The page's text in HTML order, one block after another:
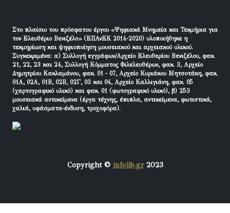
Στο πλαίσιο του πρόσφατου έργου «Ψηφιακά Μνημεία και Τεκμήρια για
τον Ελευθέριο Βενιζέλο» (ΕΠΑνΕΚ 2014-2020) υλοποιήθηκε η
τεκμηρίωση και ψηφιοποίηση μουσειακού και αρχειακού υλικού.
Συγκεκριμένα: α) Συλλογή εγγράφων/Αρχείο Ελευθερίου Βενιζέλου, φακ.
21, 22, 23 και 24, Συλλογή Κόμματος Φιλελευθέρων, φακ. 3, Αρχείο
Δημητρίου Κακλαμάνου, φακ. 01 - 07, Αρχείο Κυριάκου Μητσοτάκη, φακ.
01Α, 02Α, 01Β, 02Β, 02Γ, 03 και 04, Αρχείο Καλλιγιάνη, φακ. 05
(χαρτογραφικό υλικό) και φακ. 01 (φωτογραφικό υλικό), β) 253
μουσειακά αντικείμενα (έργα τέχνης, έπιπλα, αντικείμενα, φωτιστικά,
χαλιά, υφάσματα-ένδυση, τροχοφόρα).
Copyright © infolib.gr2023